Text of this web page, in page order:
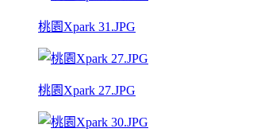
桃園Xpark 31.JPG
桃園Xpark 27.JPG